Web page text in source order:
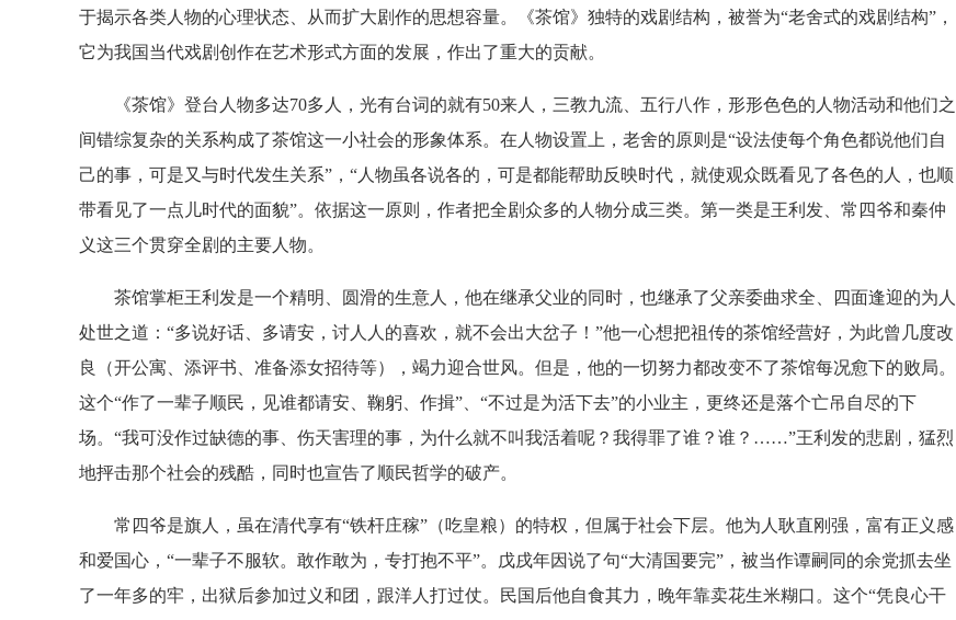
于揭示各类人物的心理状态、从而扩大剧作的思想容量。《茶馆》独特的戏剧结构，被誉为“老舍式的戏剧结构”，
它为我国当代戏剧创作在艺术形式方面的发展，作出了重大的贡献。
《茶馆》登台人物多达70多人，光有台词的就有50来人，三教九流、五行八作，形形色色的人物活动和他们之
间错综复杂的关系构成了茶馆这一小社会的形象体系。在人物设置上，老舍的原则是“设法使每个角色都说他们自
己的事，可是又与时代发生关系”，“人物虽各说各的，可是都能帮助反映时代，就使观众既看见了各色的人，也顺
带看见了一点儿时代的面貌”。依据这一原则，作者把全剧众多的人物分成三类。第一类是王利发、常四爷和秦仲
义这三个贯穿全剧的主要人物。
茶馆掌柜王利发是一个精明、圆滑的生意人，他在继承父业的同时，也继承了父亲委曲求全、四面逢迎的为人
处世之道：“多说好话、多请安，讨人人的喜欢，就不会出大岔子！”他一心想把祖传的茶馆经营好，为此曾几度改
良（开公寓、添评书、准备添女招待等），竭力迎合世风。但是，他的一切努力都改变不了茶馆每况愈下的败局。
这个“作了一辈子顺民，见谁都请安、鞠躬、作揖”、“不过是为活下去”的小业主，更终还是落个亡吊自尽的下
场。“我可没作过缺德的事、伤天害理的事，为什么就不叫我活着呢？我得罪了谁？谁？……”王利发的悲剧，猛烈
地抨击那个社会的残酷，同时也宣告了顺民哲学的破产。
常四爷是旗人，虽在清代享有“铁杆庄稼”（吃皇粮）的特权，但属于社会下层。他为人耿直刚强，富有正义感
和爱国心，“一辈子不服软。敢作敢为，专打抱不平”。戊戌年因说了句“大清国要完”，被当作谭嗣同的余党抓去坐
了一年多的牢，出狱后参加过义和团，跟洋人打过仗。民国后他自食其力，晚年靠卖花生米糊口。这个“凭良心干